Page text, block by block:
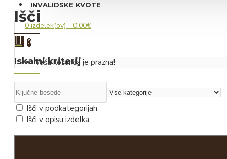
Iz zeliščarske zakladnice
Čaji
Zeliščni izvlečki z medom
Hidrolati
Slani prigrizki
Čips
INVALIDSKE KVOTE
0 izdelek(ov) - 0.00€
0
Vaša košarica je prazna!
Išči
Iskalni kriterij
Išči v podkategorijah
Išči v opisu izdelka